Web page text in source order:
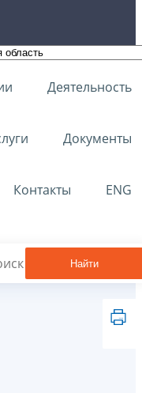
Деятельность
Документы
Контакты ENG
Найти